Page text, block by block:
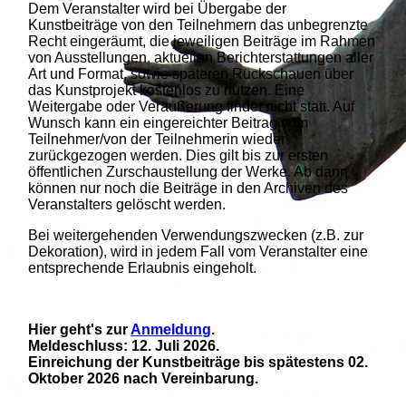
Dem Veranstalter wird bei Übergabe der
Kunstbeiträge von den Teilnehmern das unbegrenzte
Recht eingeräumt, die jeweiligen Beiträge im Rahmen
von Ausstellungen, aktuellen Berichterstattungen aller
Art und Format, sowie späteren Rückschauen über
das Kunstprojekt kostenlos zu nutzen. Eine
Weitergabe oder Veräußerung findet nicht statt. Auf
Wunsch kann ein eingereichter Beitrag vom
Teilnehmer/von der Teilnehmerin wieder
zurückgezogen werden. Dies gilt bis zur ersten
öffentlichen Zurschaustellung der Werke. Ab dann
können nur noch die Beiträge in den Archiven des
Veranstalters gelöscht werden.
Bei weitergehenden Verwendungszwecken (z.B. zur
Dekoration), wird in jedem Fall vom Veranstalter eine
entsprechende Erlaubnis eingeholt.
Hier geht's zurAnmeldung.
Meldeschluss: 12. Juli 2026.
Einreichung der Kunstbeiträge bis spätestens 02.
Oktober 2026 nach Vereinbarung.